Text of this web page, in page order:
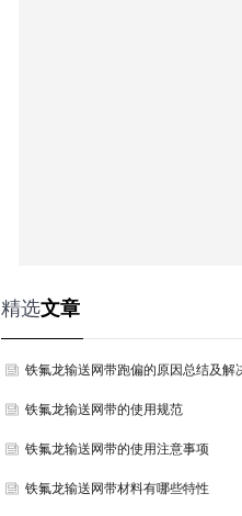
精选文章
铁氟龙输送网带跑偏的原因总结及解
法
铁氟龙输送网带的使用规范
铁氟龙输送网带的使用注意事项
铁氟龙输送网带材料有哪些特性